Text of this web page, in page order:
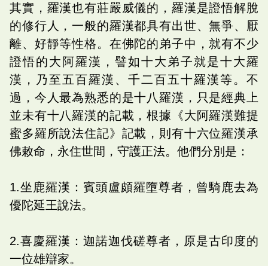
其實，羅漢也有莊嚴威儀的，羅漢是證悟解脫
的修行人，一般的羅漢都具有出世、無爭、厭
離、好靜等性格。在佛陀的弟子中，就有不少
證悟的大阿羅漢，譬如十大弟子就是十大羅
漢，乃至五百羅漢、千二百五十羅漢等。不
過，今人最為熟悉的是十八羅漢，只是經典上
並未有十八羅漢的記載，根據《大阿羅漢難提
蜜多羅所說法住記》記載，則有十六位羅漢承
佛敕命，永住世間，守護正法。他們分別是：
1.坐鹿羅漢：賓頭盧頗羅墮尊者，曾騎鹿去為
優陀延王說法。
2.喜慶羅漢：迦諾迦伐磋尊者，原是古印度的
一位雄辯家。